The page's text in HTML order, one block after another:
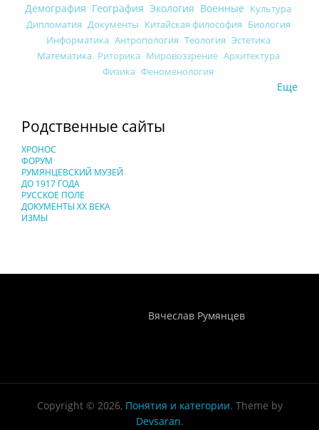
Демография География Экология Военные Культура
Дипломатия Документы Китайская философия Биология
Информатика Антропология Теология Эстетика
Математика Риторика Мировоззрение Архитектура
Физика Феноменология
Еще
Родственные сайты
ХРОНОС
ФОРУМ
РУМЯНЦЕВСКИЙ МУЗЕЙ
ДО 1917 ГОДА
РУССКОЕ ПОЛЕ
ДОКУМЕНТЫ XX ВЕКА
ИЗМЫ
Вячеслав Румянцев
Copyright © 2026, Понятия и категории. Theme by
Devsaran.